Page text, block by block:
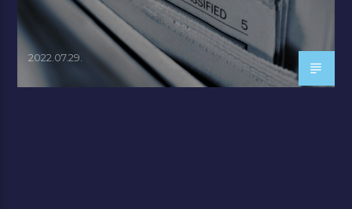
2022.07.29.